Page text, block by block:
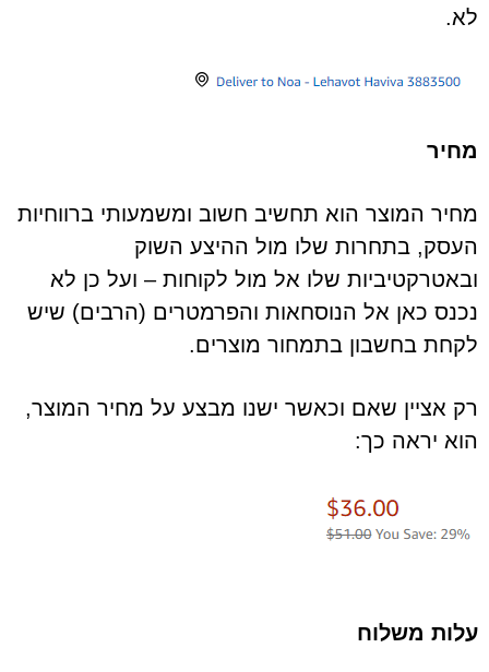
לא.
מחיר
מחיר המוצר הוא תחשיב חשוב ומשמעותי ברווחיות
העסק, בתחרות שלו מול ההיצע השוק
ובאטרקטיביות שלו אל מול לקוחות – ועל כן לא
נכנס כאן אל הנוסחאות והפרמטרים (הרבים) שיש
לקחת בחשבון בתמחור מוצרים.
רק אציין שאם וכאשר ישנו מבצע על מחיר המוצר,
הוא יראה כך:
עלות משלוח